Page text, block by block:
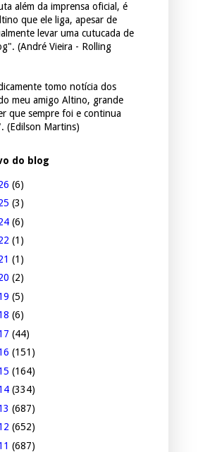
além da imprensa oficial, é
que ele liga, apesar de
levar uma cutucada de
(André Vieira - Rolling
tomo notícia dos
meu amigo Altino, grande
que sempre foi e continua
(Edilson Martins)
do blog
(6)
(3)
(6)
(1)
(1)
(2)
(5)
(6)
(44)
(151)
(164)
(334)
(687)
(652)
(687)